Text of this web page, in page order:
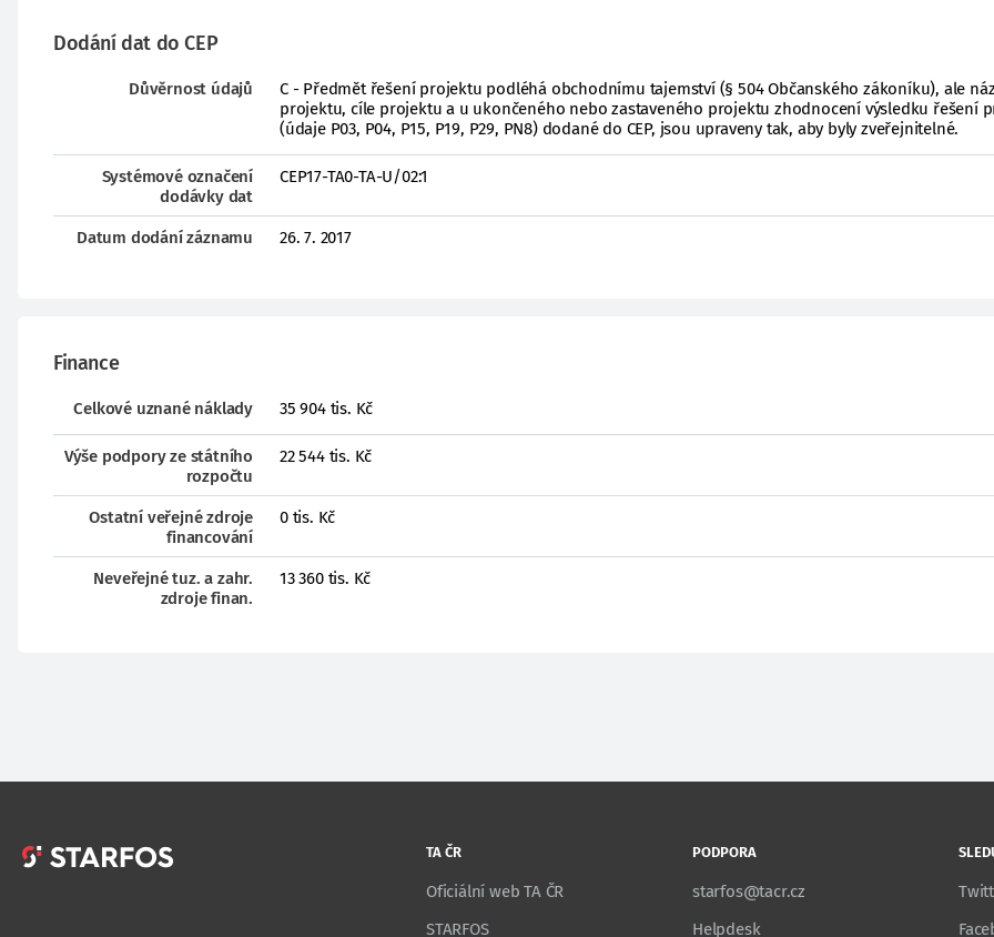
Dodání dat do CEP
Důvěrnost údajů
C - Předmět řešení projektu podléhá obchodnímu tajemství (§ 504 Občanského zákoníku), ale
projektu, cíle projektu a u ukončeného nebo zastaveného projektu zhodnocení výsledku řešení
(údaje P03, P04, P15, P19, P29, PN8) dodané do CEP, jsou upraveny tak, aby byly zveřejnitelné.
Systémové označení
dodávky dat
CEP17-TA0-TA-U/02:1
Datum dodání záznamu 26. 7. 2017
Finance
Celkové uznané náklady 35 904 tis. Kč
Výše podpory ze státního
rozpočtu
22 544 tis. Kč
Ostatní veřejné zdroje
financování
0 tis. Kč
Neveřejné tuz. a zahr.
zdroje finan.
13 360 tis. Kč
TA ČR
Oficiální web TA ČR
STARFOS
PODPORA
starfos@tacr.cz
Helpdesk